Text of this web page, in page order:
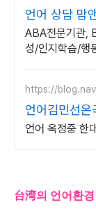
언어 상담 맘
ABA전문기관,
성/인지학습/행
https://
언어김민선온
台湾의 언어환경